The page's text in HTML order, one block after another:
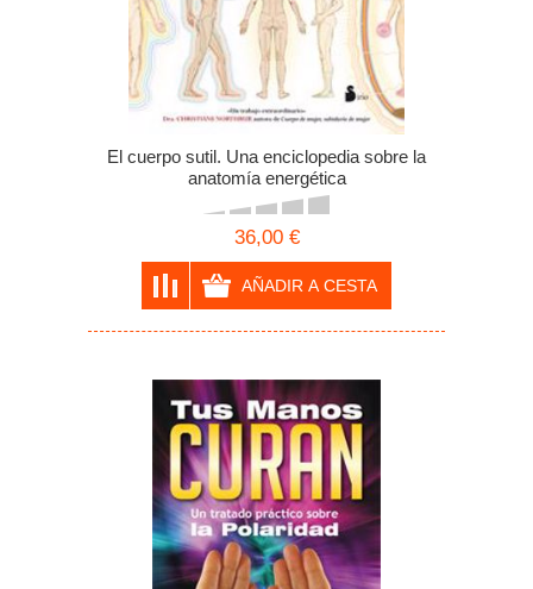
El cuerpo sutil. Una enciclopedia sobre la
anatomía energética
36,00 €